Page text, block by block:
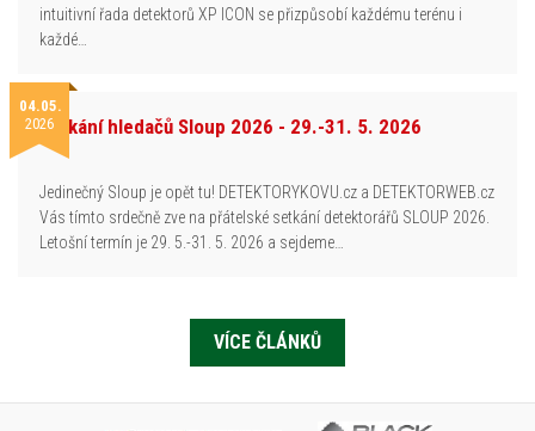
intuitivní řada detektorů XP ICON se přizpůsobí každému terénu i
každé…
04.05.
2026Setkání hledačů Sloup 2026 - 29.-31. 5. 2026
Jedinečný Sloup je opět tu! DETEKTORYKOVU.cz a DETEKTORWEB.cz
Vás tímto srdečně zve na přátelské setkání detektorářů SLOUP 2026.
Letošní termín je 29. 5.-31. 5. 2026 a sejdeme…
VÍCE ČLÁNKŮ